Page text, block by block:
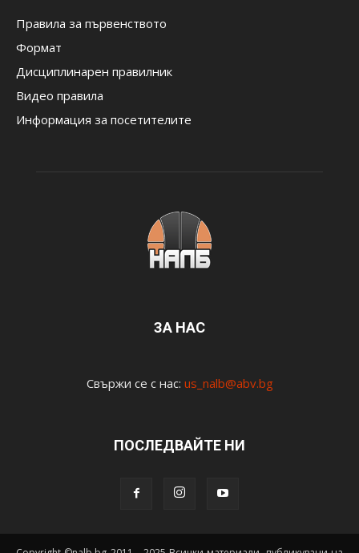
Правила за първенството
Формат
Дисциплинарен правилник
Видео правила
Информация за посетителите
ЗА НАС
Свържи се с нас: us_nalb@abv.bg
ПОСЛЕДВАЙТЕ НИ